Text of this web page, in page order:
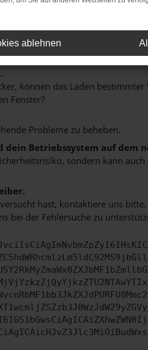
Internetverbindung.
Suchmaschine?
können das Laden
Fenster?
Probleme zu beheben.
dein Betriebssystem auf dem
sondern kann
hast, kontaktiere uns
bei der Fehlersuche zu
ablehnen